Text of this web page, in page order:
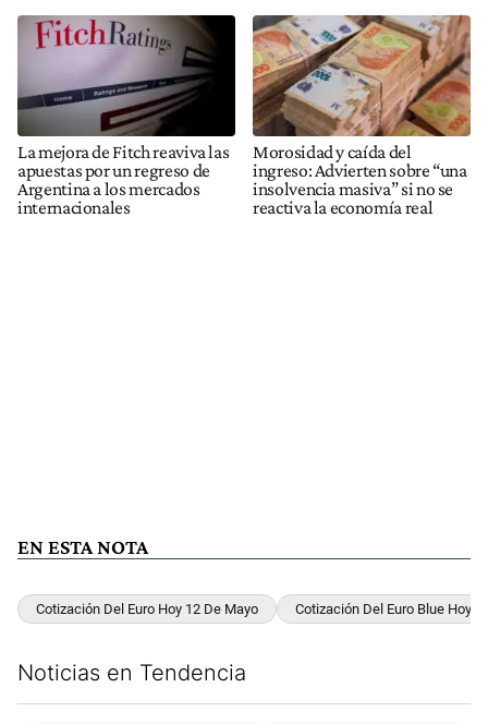
La mejora de Fitch reaviva las
apuestas por un regreso de
Argentina a los mercados
internacionales
Morosidad y caída del
ingreso: Advierten sobre “una
insolvencia masiva” si no se
reactiva la economía real
EN ESTA NOTA
Cotización Del Euro Hoy 12 De Mayo Cotización Del Euro Blue Hoy
Noticias en Tendencia